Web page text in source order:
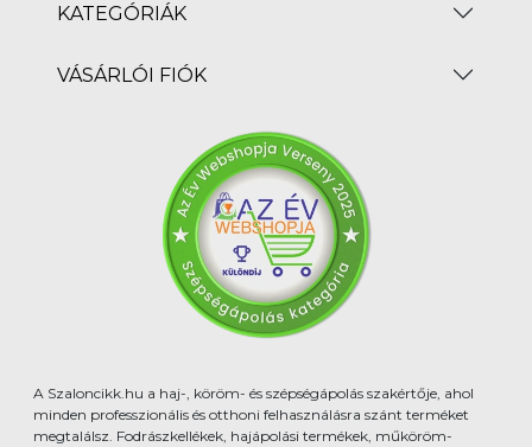
KATEGÓRIÁK
VÁSÁRLÓI FIÓK
A Szaloncikk.hu a haj-, köröm- és szépségápolás szakértője, ahol
minden professzionális és otthoni felhasználásra szánt terméket
megtalálsz. Fodrászkellékek, hajápolási termékek, műköröm-